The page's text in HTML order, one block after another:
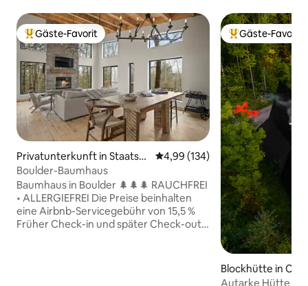
Beliebter Gäste-Favorit.
Gäste-Favorit
Privatunterkunft in Staatsb
urg
Durchschnittliche Bewertung:
4,99 (134)
Boulder-Baumhaus
Baumhaus in Boulder 🌲🌲🌲 RAUCHFREI
• ALLERGIEFREI Die Preise beinhalten
eine Airbnb-Servicegebühr von 15,5 %
Früher Check-in und später Check-out
Beliebter Gäste-
Gäste-Favorit
Blockhütte in
Autarke Hütte